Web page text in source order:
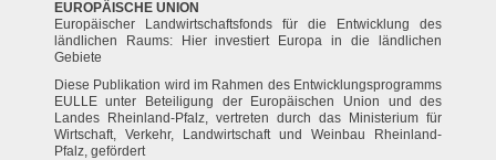
EUROPÄISCHE UNION
Europäischer Landwirtschaftsfonds für die Entwicklung des
ländlichen Raums: Hier investiert Europa in die ländlichen
Gebiete
Diese Publikation wird im Rahmen des Entwicklungsprogramms
EULLE unter Beteiligung der Europäischen Union und des
Landes Rheinland-Pfalz, vertreten durch das Ministerium für
Wirtschaft, Verkehr, Landwirtschaft und Weinbau Rheinland-
Pfalz, gefördert